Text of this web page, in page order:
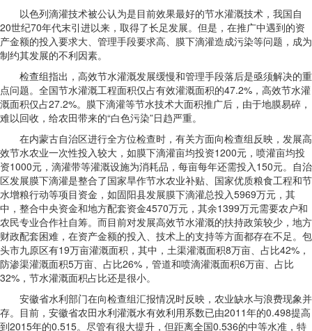
以色列滴灌技术被公认为是目前效果最好的节水灌溉技术，我国自
20世纪70年代末引进以来，取得了长足发展。但是，在推广中遇到的资
产金额的投入要求大、管理手段要求高、膜下滴灌造成污染等问题，成为
制约其发展的不利因素。
检查组指出，高效节水灌溉发展缓慢和管理手段落后是亟须解决的重
点问题。全国节水灌溉工程面积仅占有效灌溉面积的47.2%，高效节水灌
溉面积仅占27.2%。膜下滴灌等节水技术大面积推广后，由于地膜易碎，
难以回收，给农田带来的“白色污染”日趋严重。
在内蒙古自治区进行全方位检查时，有关方面向检查组反映，发展高
效节水农业一次性投入较大，如膜下滴灌亩均投资1200元，喷灌亩均投
资1000元，滴灌带等灌溉设施为消耗品，每亩每年还需投入150元。自治
区发展膜下滴灌是整合了国家旱作节水农业补贴、国家优质粮食工程和节
水增粮行动等项目资金，如固阳县发展膜下滴灌总投入5969万元，其
中，整合中央资金和地方配套资金4570万元，其余1399万元需要农户和
农民专业合作社自筹。而目前对发展高效节水灌溉的扶持政策较少，地方
财政配套困难，在资产金额的投入、技术上的支持等方面都存在不足。包
头市九原区有19万亩灌溉面积，其中，土渠灌溉面积8万亩、占比42%，
防渗渠灌溉面积5万亩、占比26%，管道和喷滴灌溉面积6万亩、占比
32%，节水灌溉面积占比还是很小。
安徽省水利部门在向检查组汇报情况时反映，农业缺水与浪费现象并
存。目前，安徽省农田水利灌溉水有效利用系数已由2011年的0.498提高
到2015年的0.515。尽管有很大提升，但距离全国0.536的中等水准，特